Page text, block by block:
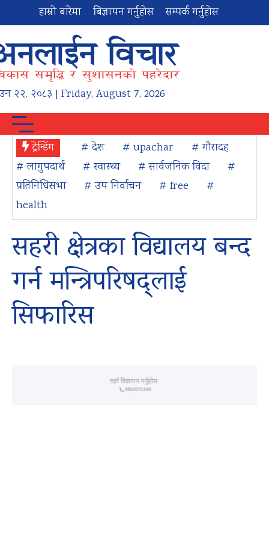
हाम्रो बारेमा बिज्ञापन गर्नुहोस सम्पर्क गर्नुहोस
२२, २०८३ | Friday, August 7, 2026
ट्रेन्डिंग # देश # upachar
# गौरादह
# लागुपदार्थ
# स्वास्थ्य # सार्वजनिक विदा
#
प्रतिनिधिसभा
# उप निर्वाचन # free
#
health
सहरी क्षेत्रका विद्यालय बन्द
गर्न मन्त्रिपरिषद्लाई
सिफारिस